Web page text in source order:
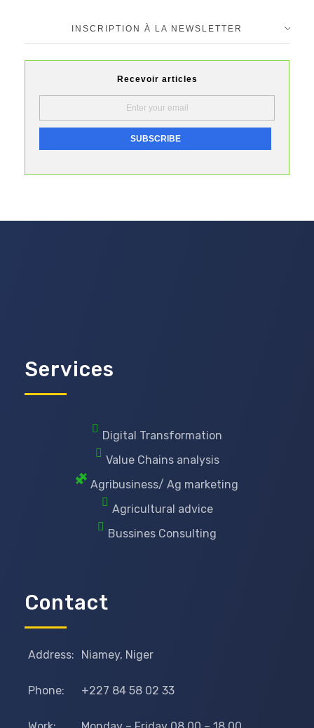
INSCRIPTION À LA NEWSLETTER
Recevoir articles
Services
Digital Transformation
Value Chains analysis
Agribusiness/ Ag marketing
Agricultural advice
Bussines Consulting
Contact
Address: Niamey, Niger
Phone: +227 84 58 02 33